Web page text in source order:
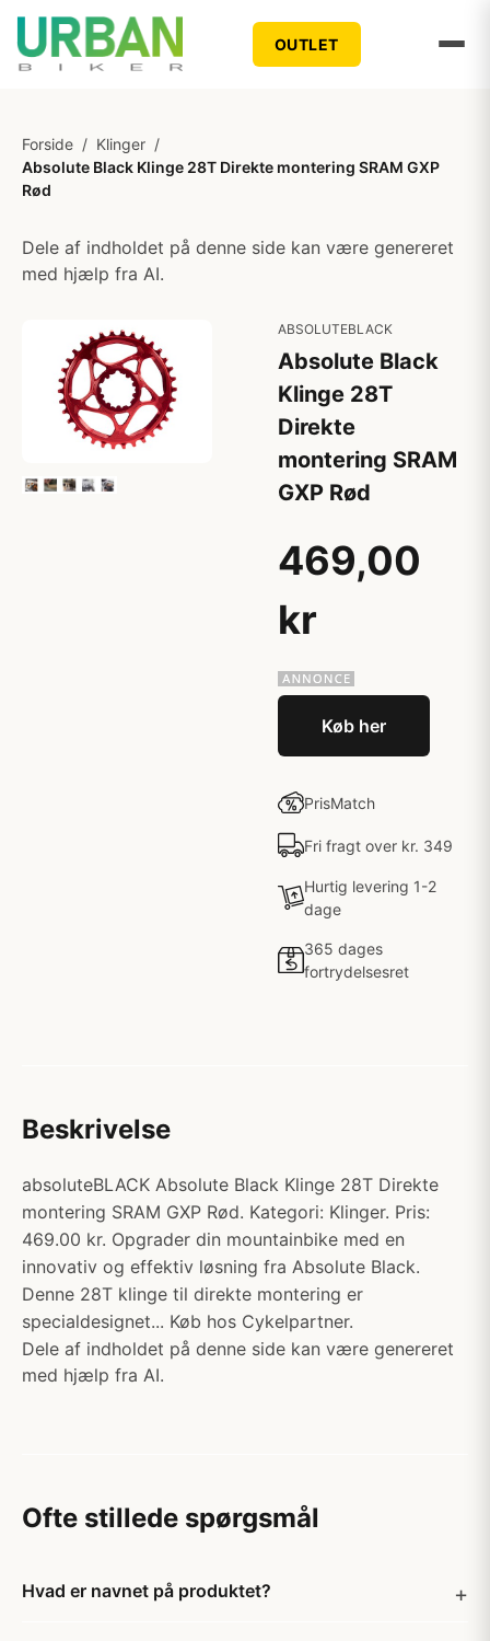
OUTLET
Forside / Klinger /
Absolute Black Klinge 28T Direkte montering SRAM GXP
Rød
Dele af indholdet på denne side kan være genereret
med hjælp fra AI.
ABSOLUTEBLACK
Absolute Black
Klinge 28T
Direkte
montering SRAM
GXP Rød
469,00
kr
Køb her
PrisMatch
Fri fragt over kr. 349
Hurtig levering 1-2
dage
365 dages
fortrydelsesret
Beskrivelse
absoluteBLACK Absolute Black Klinge 28T Direkte
montering SRAM GXP Rød. Kategori: Klinger. Pris:
469.00 kr. Opgrader din mountainbike med en
innovativ og effektiv løsning fra Absolute Black.
Denne 28T klinge til direkte montering er
specialdesignet... Køb hos Cykelpartner.
Dele af indholdet på denne side kan være genereret
med hjælp fra AI.
Ofte stillede spørgsmål
Hvad er navnet på produktet?